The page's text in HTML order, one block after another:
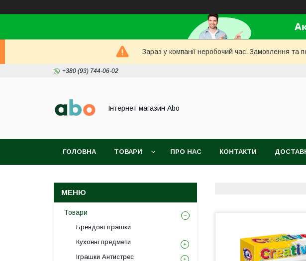
Зараз у компанії неробочий час. Замовлення та
+380 (93) 744-06-02
Інтернет магазин Abo
ГОЛОВНА ТОВАРИ ПРО НАС КОНТАКТИ
Товари
Брендові іграшки
Кухонні предмети
Іграшки Антистрес